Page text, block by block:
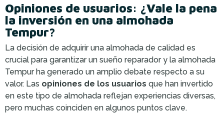
Opiniones de usuarios: ¿Vale la pena
la inversión en una almohada
Tempur?
La decisión de adquirir una almohada de calidad es
crucial para garantizar un sueño reparador y la almohada
Tempur ha generado un amplio debate respecto a su
valor. Las opiniones de los usuarios que han invertido
en este tipo de almohada reflejan experiencias diversas,
pero muchas coinciden en algunos puntos clave.